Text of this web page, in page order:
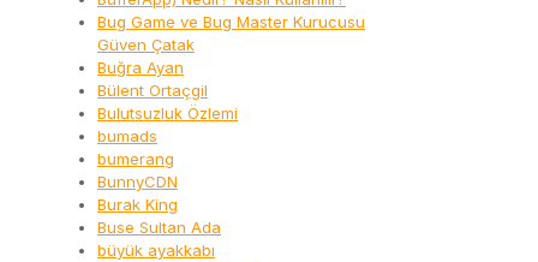
Bug Game ve Bug Master Kurucusu
Güven Çatak
Buğra Ayan
Bülent Ortaçgil
Bulutsuzluk Özlemi
bumads
bumerang
BunnyCDN
Burak King
Buse Sultan Ada
büyük ayakkabı